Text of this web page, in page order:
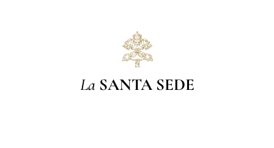
La SANTA SEDE